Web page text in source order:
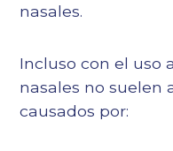
nasales.
Incluso con el uso
nasales no suelen
causados por: